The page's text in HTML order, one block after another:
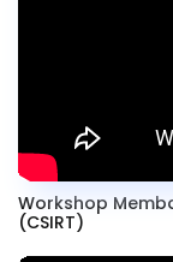
Workshop
(CSIRT)